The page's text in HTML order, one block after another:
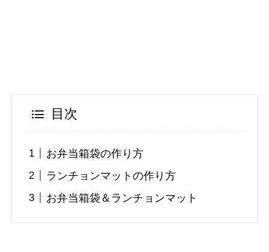
目次
お弁当箱袋の作り方
ランチョンマットの作り方
お弁当箱袋＆ランチョンマット